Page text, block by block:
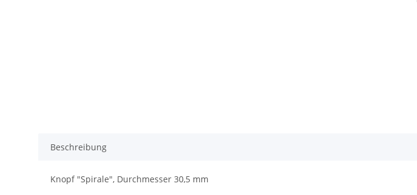
Beschreibung
Knopf "Spirale", Durchmesser 30,5 mm